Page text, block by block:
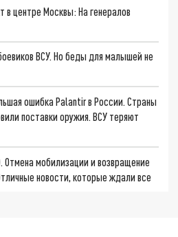
центре Москвы: На генералов
ВСУ. Но беды для малышей не
ошибка Palantir в России. Страны
поставки оружия. ВСУ теряют
Отмена мобилизации и возвращение
новости, которые ждали все